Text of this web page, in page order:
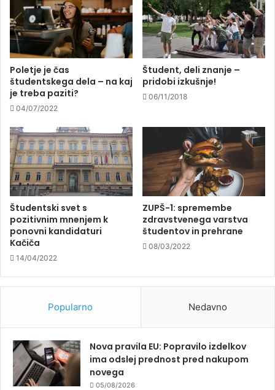
Poletje je čas
študentskega dela – na kaj
je treba paziti?
04/07/2022
Študent, deli znanje –
pridobi izkušnje!
06/11/2018
Študentski svet s
pozitivnim mnenjem k
ponovni kandidaturi
Kačiča
14/04/2022
ZUPŠ-1: spremembe
zdravstvenega varstva
študentov in prehrane
08/03/2022
Popularno Nedavno
Nova pravila EU: Popravilo izdelkov
ima odslej prednost pred nakupom
novega
05/08/2026